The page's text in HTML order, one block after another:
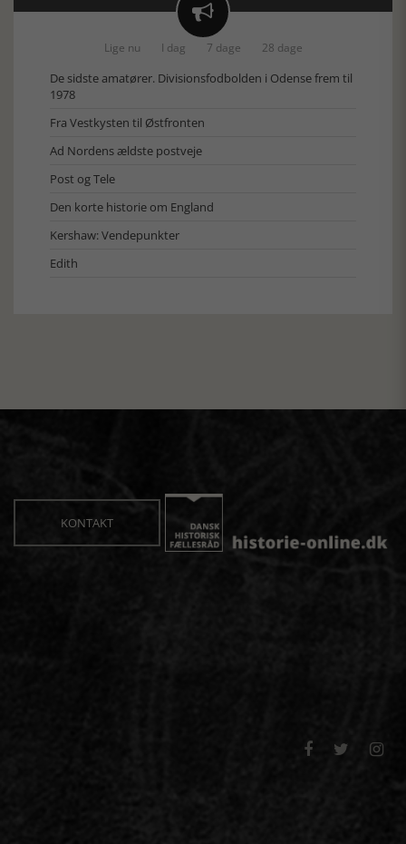

Lige nu I dag 7 dage 28 dage
De sidste amatører. Divisionsfodbolden i Odense frem til
1978
Fra Vestkysten til Østfronten
Ad Nordens ældste postveje
Post og Tele
Den korte historie om England
Kershaw: Vendepunkter
Edith
KONTAKT
  